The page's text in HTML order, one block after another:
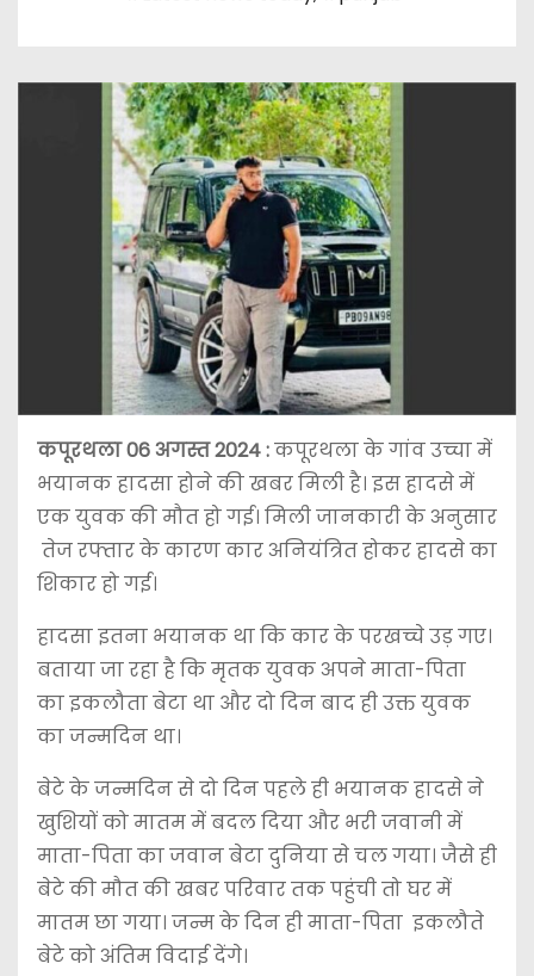
कपूरथला 06 अगस्त 2024 :कपूरथला के गांव उच्चा में
भयानक हादसा होने की खबर मिली है। इस हादसे में
एक युवक की मौत हो गई। मिली जानकारी के अनुसार
तेज रफ्तार के कारण कार अनियंत्रित होकर हादसे का
शिकार हो गई।
हादसा इतना भयानक था कि कार के परखच्चे उड़ गए।
बताया जा रहा है कि मृतक युवक अपने माता-पिता
का इकलौता बेटा था और दो दिन बाद ही उक्त युवक
का जन्मदिन था।
बेटे के जन्मदिन से दो दिन पहले ही भयानक हादसे ने
खुशियों को मातम में बदल दिया और भरी जवानी में
माता-पिता का जवान बेटा दुनिया से चल गया। जैसे ही
बेटे की मौत की खबर परिवार तक पहुंची तो घर में
मातम छा गया। जन्म के दिन ही माता-पिता इकलौते
बेटे को अंतिम विदाई देंगे।